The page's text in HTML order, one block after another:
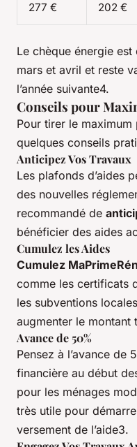
277 €
202 €
Le chèque énergie
mars et avril et reste
l’année suivante4.
Conseils pour
Pour tirer le
quelques conseils
Anticipez Vos Travaux
Les plafonds d’aides
des nouvelles
recommandé de
bénéficier des aides
Cumulez les Aides
Cumulez
comme les certificats
les subventions
augmenter le montant
Avance de 50%
Pensez à l’avance de
financière au début
pour les ménages
très utile pour
versement de l’aide3.